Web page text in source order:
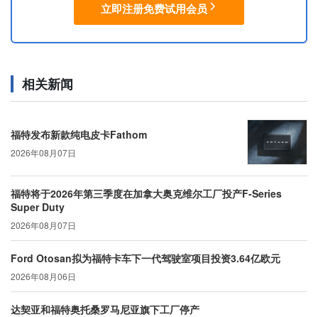
立即注册免费试用会员
相关新闻
福特发布新款纯电皮卡Fathom
2026年08月07日
福特将于2026年第三季度在加拿大奥克维尔工厂投产F-Series
Super Duty
2026年08月07日
Ford Otosan拟为福特卡车下一代驾驶室项目投资3.64亿欧元
2026年08月06日
达契亚和福特奥托桑罗马尼亚旗下工厂停产